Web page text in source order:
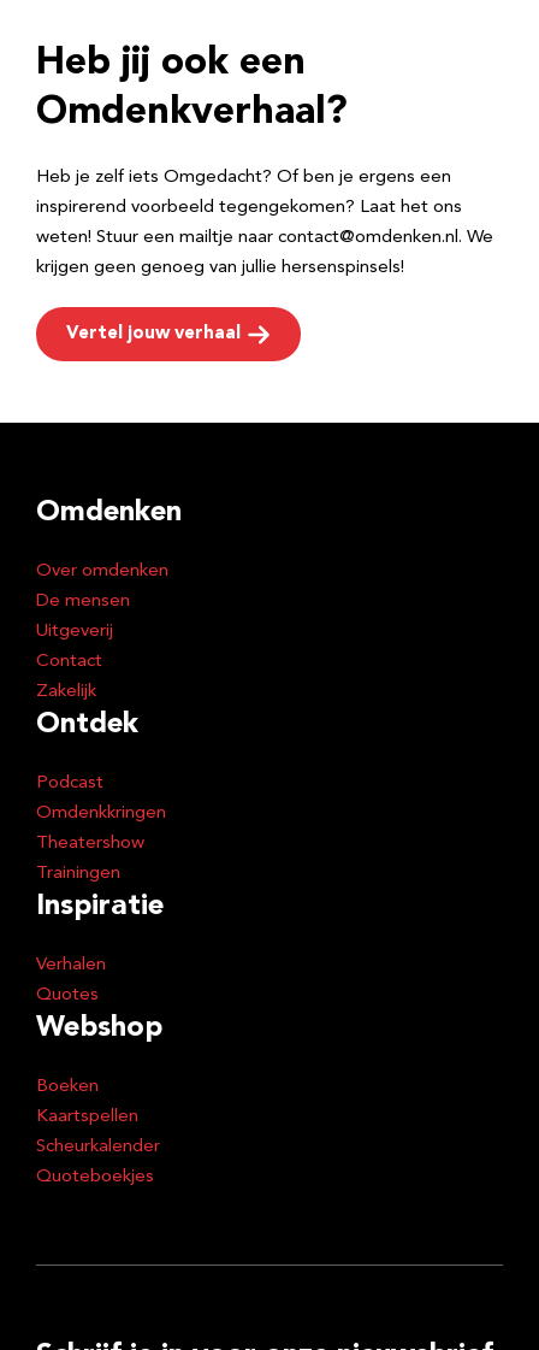
r
e
Heb jij ook een
Omdenkverhaal?
Heb je zelf iets Omgedacht? Of ben je ergens een
inspirerend voorbeeld tegengekomen? Laat het ons
weten! Stuur een mailtje naar contact@omdenken.nl. We
krijgen geen genoeg van jullie hersenspinsels!
Vertel jouw verhaal
Omdenken
Over omdenken
De mensen
Uitgeverij
Contact
Zakelijk
Ontdek
Podcast
Omdenkkringen
Theatershow
Trainingen
Inspiratie
Verhalen
Quotes
Webshop
Boeken
Kaartspellen
Scheurkalender
Quoteboekjes